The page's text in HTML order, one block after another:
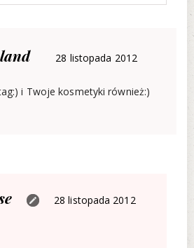
28 listopada 2012
i Twoje kosmetyki również:)
28 listopada 2012